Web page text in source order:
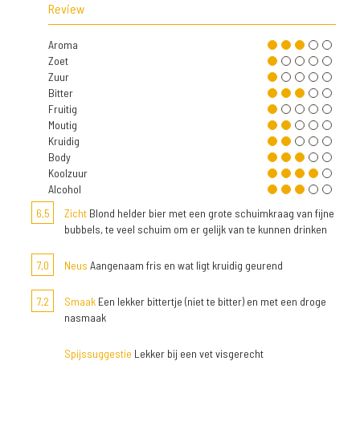
Review
Aroma
Zoet
Zuur
Bitter
Fruitig
Moutig
Kruidig
Body
Koolzuur
Alcohol
6,5
Zicht Blond helder bier met een grote schuimkraag van fijne
bubbels, te veel schuim om er gelijk van te kunnen drinken
7,0 Neus Aangenaam fris en wat ligt kruidig geurend
7,2 Smaak Een lekker bittertje (niet te bitter) en met een droge
nasmaak
Spijssuggestie Lekker bij een vet visgerecht